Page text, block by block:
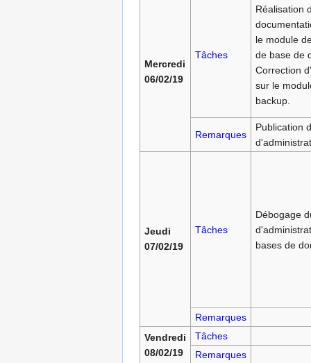
Mercredi
06/02/19
Tâches
Réalisation
le module
de base de
Correction
sur le
backup.
Remarques
Publication
Jeudi
07/02/19
Tâches
Débogage
bases de
Remarques
Vendredi
08/02/19
Tâches
Remarques